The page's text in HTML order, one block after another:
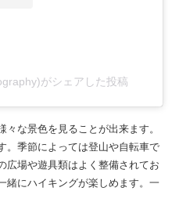
がシェアした投稿
な景色を見ることが出来ます。
。季節によっては登山や自転車で
広場や遊具類はよく整備されてお
緒にハイキングが楽しめます。一